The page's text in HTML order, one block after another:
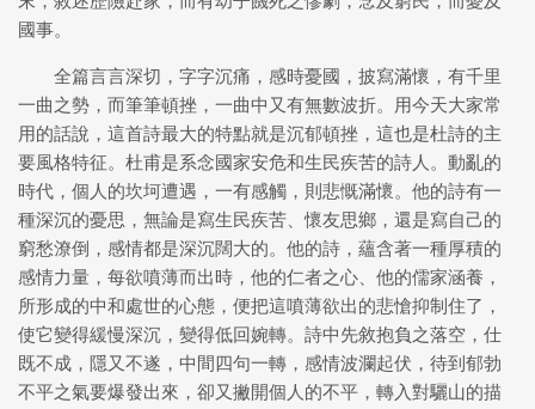
國事。
全篇言言深切，字字沉痛，感時憂國，披寫滿懷，有千里
一曲之勢，而筆筆頓挫，一曲中又有無數波折。用今天大家常
用的話說，這首詩最大的特點就是沉郁頓挫，這也是杜詩的主
要風格特征。杜甫是系念國家安危和生民疾苦的詩人。動亂的
時代，個人的坎坷遭遇，一有感觸，則悲慨滿懷。他的詩有一
種深沉的憂思，無論是寫生民疾苦、懷友思鄉，還是寫自己的
窮愁潦倒，感情都是深沉闊大的。他的詩，蘊含著一種厚積的
感情力量，每欲噴薄而出時，他的仁者之心、他的儒家涵養，
所形成的中和處世的心態，便把這噴薄欲出的悲愴抑制住了，
使它變得緩慢深沉，變得低回婉轉。詩中先敘抱負之落空，仕
既不成，隱又不遂，中間四句一轉，感情波瀾起伏，待到郁勃
不平之氣要爆發出來，卻又撇開個人的不平，轉入對驪山的描